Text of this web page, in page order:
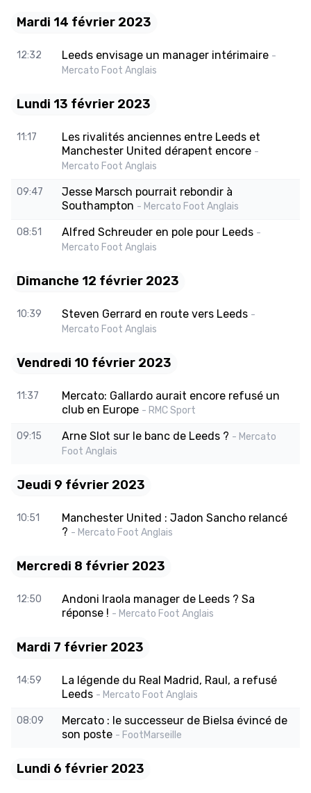
Mardi 14 février 2023
12:32 Leeds envisage un manager intérimaire -
Mercato Foot Anglais
Lundi 13 février 2023
11:17
Les rivalités anciennes entre Leeds et
Manchester United dérapent encore -
Mercato Foot Anglais
09:47
Jesse Marsch pourrait rebondir à
Southampton - Mercato Foot Anglais
08:51 Alfred Schreuder en pole pour Leeds -
Mercato Foot Anglais
Dimanche 12 février 2023
10:39 Steven Gerrard en route vers Leeds -
Mercato Foot Anglais
Vendredi 10 février 2023
11:37
Mercato: Gallardo aurait encore refusé un
club en Europe - RMC Sport
09:15 Arne Slot sur le banc de Leeds ? - Mercato
Foot Anglais
Jeudi 9 février 2023
10:51
Manchester United : Jadon Sancho relancé
? - Mercato Foot Anglais
Mercredi 8 février 2023
12:50
Andoni Iraola manager de Leeds ? Sa
réponse ! - Mercato Foot Anglais
Mardi 7 février 2023
14:59
La légende du Real Madrid, Raul, a refusé
Leeds - Mercato Foot Anglais
08:09
Mercato : le successeur de Bielsa évincé de
son poste - FootMarseille
Lundi 6 février 2023